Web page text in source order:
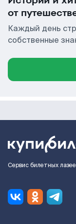
от
Каждый день
собственные
Сервис билетных